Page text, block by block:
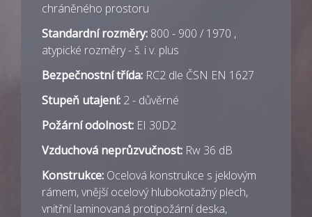
chráněného prostoru
Standardní rozměry: 800 - 900 / 1970 ,
atypické rozměry - š. i v. plus
Bezpečnostní třída: RC2 dle ČSN EN 1627
Stupeň utajení: 2 - důvěrné
Požární odolnost: EI 30D2
Vzduchová neprůzvučnost: Rw 36 dB
Konstrukce: Ocelová konstrukce s jeklovým
rámem, vnější ocelový hlubokotažný plech,
vnitřní laminovaná protipožární deska,